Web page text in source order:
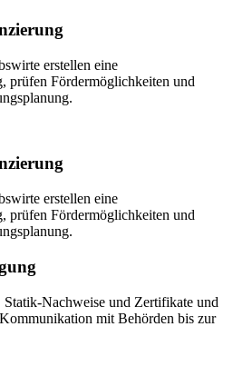
erstellen eine
prüfen Fördermöglichkeiten und
erstellen eine
prüfen Fördermöglichkeiten und
Nachweise und Zertifikate und
mit Behörden bis zur